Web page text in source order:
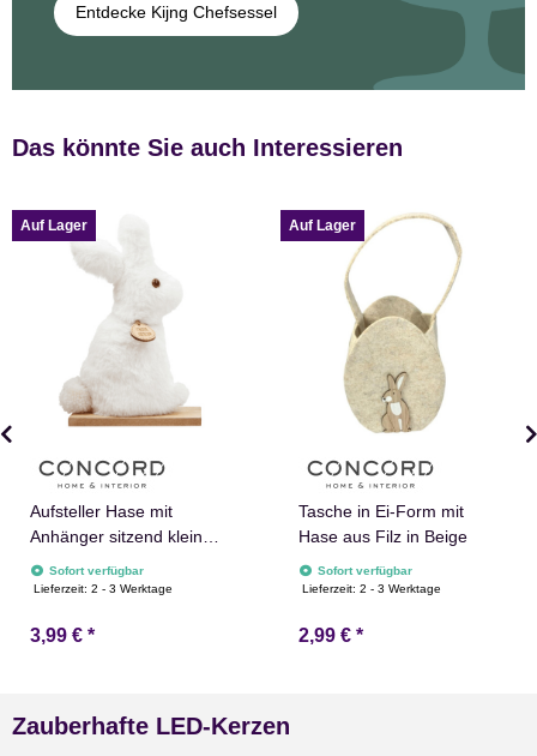
Entdecke Kijng Chefsessel
Das könnte Sie auch Interessieren
Auf Lager
Aufsteller Hase mit
Anhänger sitzend klein
Happy Easter aus
Polyester in Weiß
Sofort verfügbar
Lieferzeit:2 - 3 Werktage
3,99 € *
Auf Lager
Tasche in Ei-Form mit
Hase aus Filz in Beige
Sofort verfügbar
Lieferzeit:2 - 3 Werktage
2,99 € *
Zauberhafte LED-Kerzen